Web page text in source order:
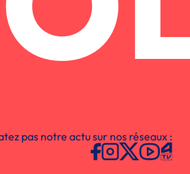
pas notre actu sur nos réseaux :